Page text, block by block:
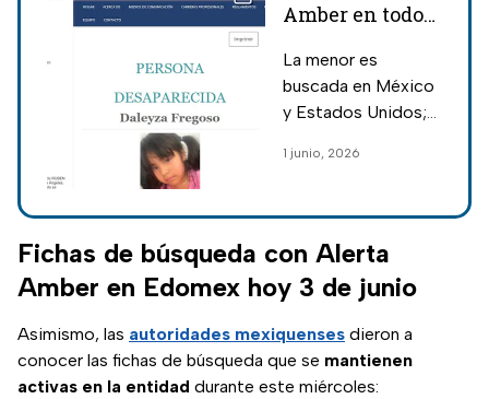
Amber en todo
Daleyza
Fregoso; viajaría
L.A. a Baja
La menor es
buscada en México
y Estados Unidos;
compañía de su
presunto asesinato
y abuso sexual en
EUA
1 junio, 2026
Fichas de búsqueda con Alerta
Amber en Edomex hoy 3 de junio
Asimismo, las autoridades mexiquenses dieron a
conocer las fichas de búsqueda que se mantienen
activas en la entidad durante este miércoles: